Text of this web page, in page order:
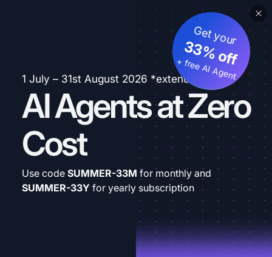
1 July – 31st August 2026 *extended
AI Agents at Zero
Cost
Get your
33% off
+ free AI Agent
Use code SUMMER-33M for monthly and
SUMMER-33Y for yearly subscription